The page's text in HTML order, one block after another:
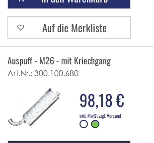
Auf die Merkliste
Auspuff - M26 - mit Kriechgang
Art.Nr.: 300.100.680
98,18 €
inkl. MwSt zzgl. Versand